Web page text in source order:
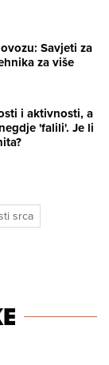
Savjeti za
za više
i aktivnosti, a
'falili'. Je li
srca